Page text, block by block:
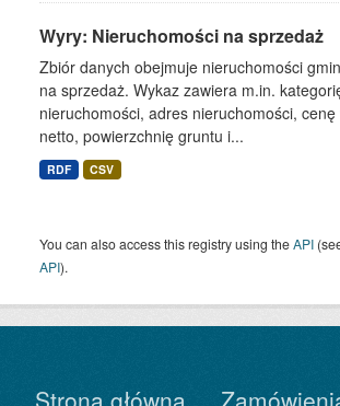
Wyry: Nieruchomości na sprzedaż
Zbiór danych obejmuje nieruchomości
na sprzedaż. Wykaz zawiera m.in.
nieruchomości, adres nieruchomości, cenę
netto, powierzchnię gruntu i...
RDF CSV
You can also access this registry using theAPI
API).
Strona główna